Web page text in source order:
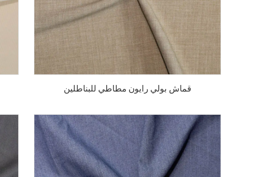
قماش بولي رايون مطاطي للبناطلين